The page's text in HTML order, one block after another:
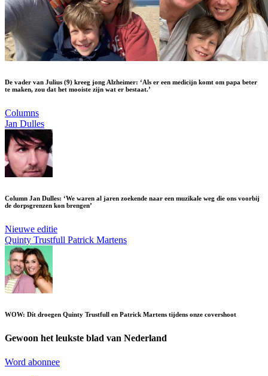
De vader van Julius (9) kreeg jong Alzheimer: ‘Als er een medicijn komt om papa beter
te maken, zou dat het mooiste zijn wat er bestaat.’
Columns
Jan Dulles
Column Jan Dulles: ‘We waren al jaren zoekende naar een muzikale weg die ons voorbij
de dorpsgrenzen kon brengen’
Nieuwe editie
Quinty Trustfull Patrick Martens
WOW: Dít droegen Quinty Trustfull en Patrick Martens tijdens onze covershoot
Gewoon het leukste blad van Nederland
Word abonnee